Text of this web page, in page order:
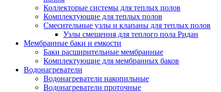
Коллекторые системы для теплых полов
Комплектующие для теплых полов
Смесительные узлы и клапаны для теплых полов
Узлы смешения для теплого пола Ридан
Мембранные баки и емкости
Баки расширительные мембранные
Комплектующие для мембранных баков
Водонагреватели
Водонагреватели накопильные
Водонагреватели проточные